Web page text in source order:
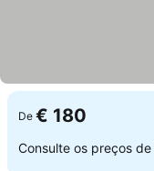
De € 180
Consulte os preços de